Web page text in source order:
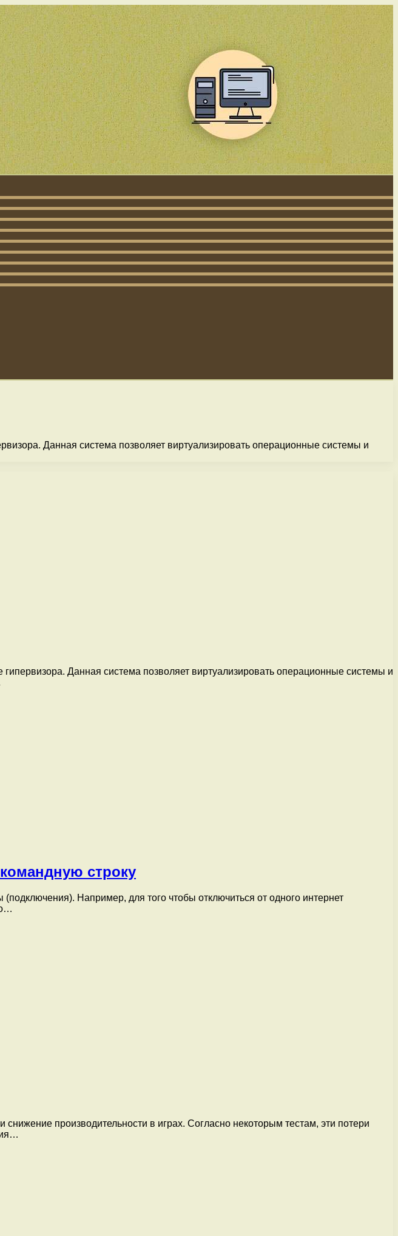
Данная система позволяет виртуализировать операционные системы и
Данная система позволяет виртуализировать операционные системы и
строку
Например, для того чтобы отключиться от одного интернет
производительности в играх. Согласно некоторым тестам, эти потери